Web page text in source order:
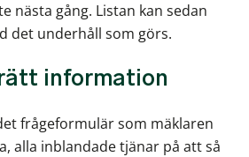
nästa gång. Listan kan sedan
det underhåll som görs.
information
frågeformulär som mäklaren
alla inblandade tjänar på att så